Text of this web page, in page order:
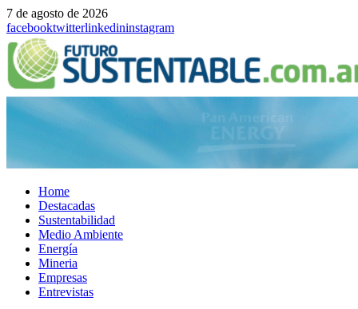
7 de agosto de 2026
facebooktwitterlinkedininstagram
Home
Destacadas
Sustentabilidad
Medio Ambiente
Energía
Mineria
Empresas
Entrevistas